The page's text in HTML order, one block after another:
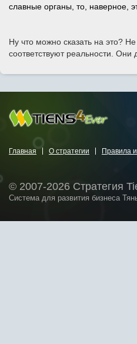
славные органы, то, наверное,
Ну что можно сказать на это?
соответствуют реальности. Они
Главная О стратегии Правила
© 2007-2026 Стратегия
Система для развития бизнеса